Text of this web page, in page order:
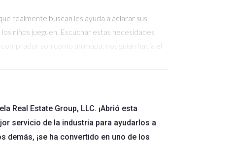
realmente buscan les ayuda a aclarar sus
niños jueguen. Escuchar estas necesidades
son como un mapa; nos guían hacia el
priorizar vivir cerca del trabajo o en una zona con
Conocer estos detalles permite presentar
> "El hogar debe reflejar quiénes somos y
Real Estate Group, LLC. ¡Abrió esta
servicio de la industria para ayudarlos a
demás, ¡se ha convertido en uno de los